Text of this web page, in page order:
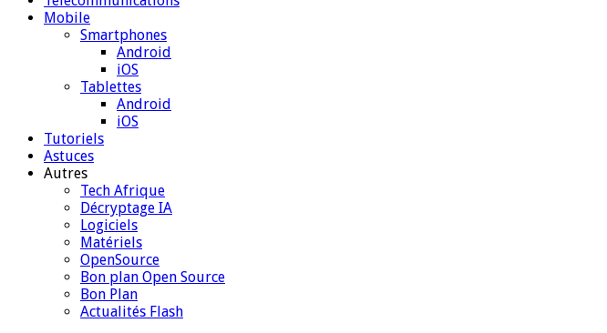
Mobile
Smartphones
Android
iOS
Tablettes
Android
iOS
Tutoriels
Astuces
Autres
Tech Afrique
Décryptage IA
Logiciels
Matériels
OpenSource
Bon plan Open Source
Bon Plan
Actualités Flash